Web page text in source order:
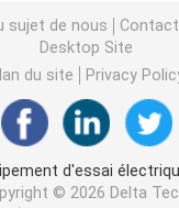
de câble
de batterie
de forage
sujet de nous
Desktop Site
du site
Privacy
d'essai
© 2026 Delta